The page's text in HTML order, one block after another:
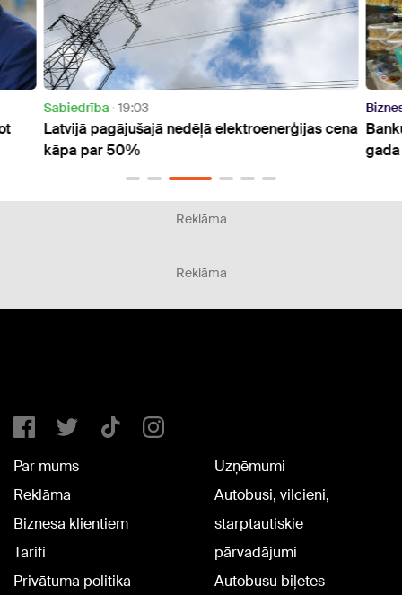
Sabiedrība 19:03
Latvijā pagājušajā nedēļā elektroenerģijas cena
kāpa par 50%
Reklāma
Reklāma
Par mums
Reklāma
Biznesa klientiem
Tarifi
Privātuma politika
Uzņēmumi
Autobusi, vilcieni,
starptautiskie
pārvadājumi
Autobusu biļetes